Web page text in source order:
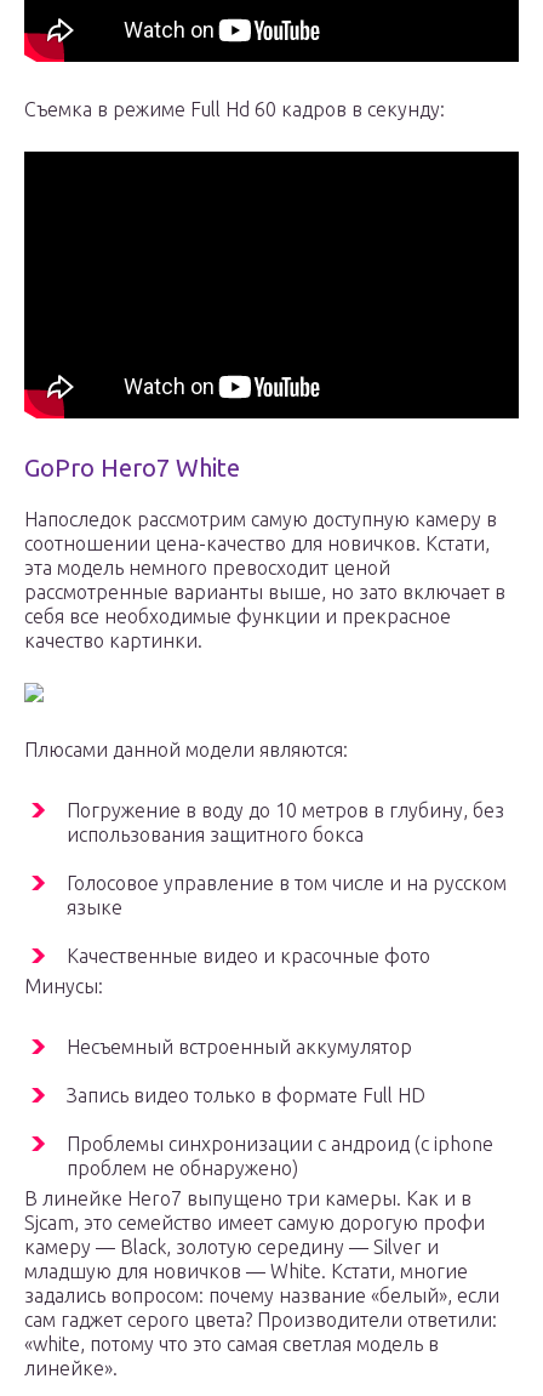
Съемка в режиме Full Hd 60 кадров в секунду:
GoPro Hero7 White
Напоследок рассмотрим самую доступную камеру в
соотношении цена-качество для новичков. Кстати,
эта модель немного превосходит ценой
рассмотренные варианты выше, но зато включает в
себя все необходимые функции и прекрасное
качество картинки.
Плюсами данной модели являются:
Погружение в воду до 10 метров в глубину, без
использования защитного бокса
Голосовое управление в том числе и на русском
языке
Качественные видео и красочные фото
Минусы:
Несъемный встроенный аккумулятор
Запись видео только в формате Full HD
Проблемы синхронизации с андроид (с iphone
проблем не обнаружено)
В линейке Hero7 выпущено три камеры. Как и в
Sjcam, это семейство имеет самую дорогую профи
камеру — Black, золотую середину — Silver и
младшую для новичков — White. Кстати, многие
задались вопросом: почему название «белый», если
сам гаджет серого цвета? Производители ответили:
«white, потому что это самая светлая модель в
линейке».